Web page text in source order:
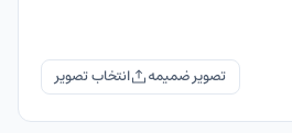
تصویر ضمیمه